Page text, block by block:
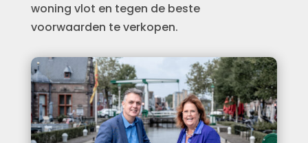
woning vlot en tegen de beste
voorwaarden te verkopen.